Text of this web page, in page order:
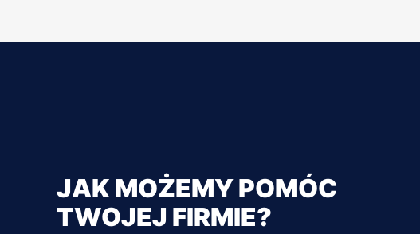
JAK MOŻEMY POMÓC
TWOJEJ FIRMIE?